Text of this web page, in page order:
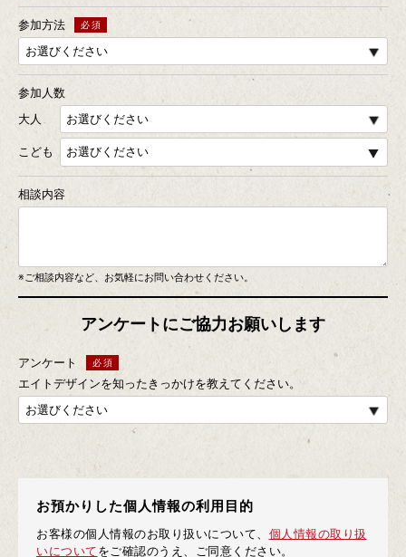
参加方法
参加人数
大人
こども
相談内容
※ご相談内容など、お気軽にお問い合わせください。
アンケートにご協力お願いします
アンケート
エイトデザインを知ったきっかけを教えてください。
お預かりした個人情報の利用目的
お客様の個人情報のお取り扱いについて、 個人情報の取り扱
いについて をご確認のうえ、ご同意ください。